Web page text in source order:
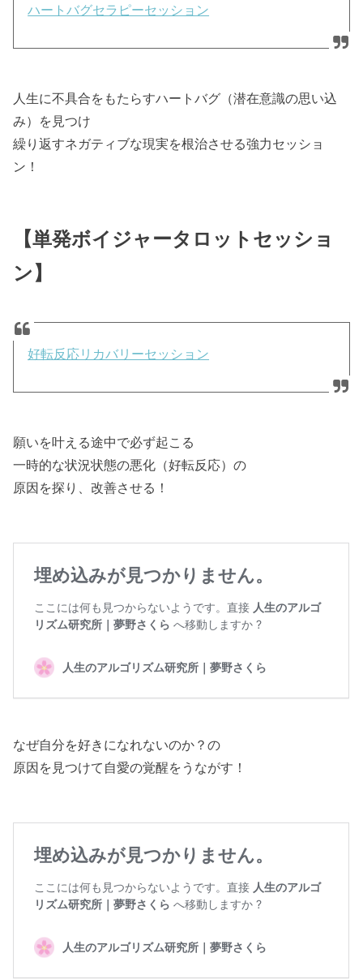
ハートバグセラピーセッション
人生に不具合をもたらすハートバグ（潜在意識の思い込
み）を見つけ
繰り返すネガティブな現実を根治させる強力セッショ
ン！
【単発ボイジャータロットセッショ
ン】
好転反応リカバリーセッション
願いを叶える途中で必ず起こる
一時的な状況状態の悪化（好転反応）の
原因を探り、改善させる！
なぜ自分を好きになれないのか？の
原因を見つけて自愛の覚醒をうながす！